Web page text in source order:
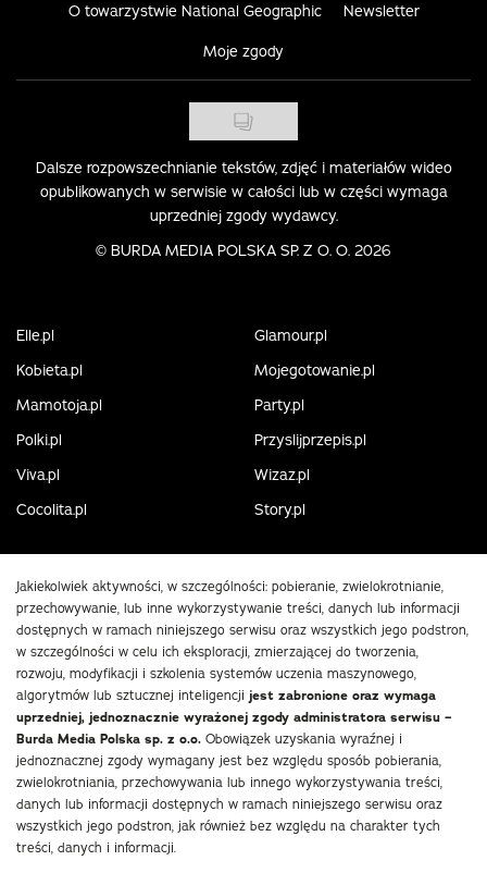
O towarzystwie National Geographic Newsletter
Moje zgody
Dalsze rozpowszechnianie tekstów, zdjęć i materiałów wideo
opublikowanych w serwisie w całości lub w części wymaga
uprzedniej zgody wydawcy.
© BURDA MEDIA POLSKA SP. Z O. O. 2026
Elle.pl
Glamour.pl
Kobieta.pl
Mojegotowanie.pl
Mamotoja.pl
Party.pl
Polki.pl
Przyslijprzepis.pl
Viva.pl
Wizaz.pl
Cocolita.pl
Story.pl
Jakiekolwiek aktywności, w szczególności: pobieranie, zwielokrotnianie,
przechowywanie, lub inne wykorzystywanie treści, danych lub informacji
dostępnych w ramach niniejszego serwisu oraz wszystkich jego podstron,
w szczególności w celu ich eksploracji, zmierzającej do tworzenia,
rozwoju, modyfikacji i szkolenia systemów uczenia maszynowego,
algorytmów lub sztucznej inteligencji jest zabronione oraz wymaga
uprzedniej, jednoznacznie wyrażonej zgody administratora serwisu –
Burda Media Polska sp. z o.o. Obowiązek uzyskania wyraźnej i
jednoznacznej zgody wymagany jest bez względu sposób pobierania,
zwielokrotniania, przechowywania lub innego wykorzystywania treści,
danych lub informacji dostępnych w ramach niniejszego serwisu oraz
wszystkich jego podstron, jak również bez względu na charakter tych
treści, danych i informacji.